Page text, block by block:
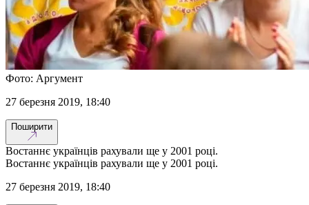
Фото: Аргумент
27 березня 2019, 18:40
Поширити
Востаннє українців рахували ще у 2001 році.
Востаннє українців рахували ще у 2001 році.
27 березня 2019, 18:40